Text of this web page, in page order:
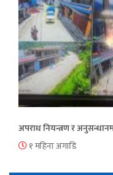
अपराध नियन्त्रण र
१ महिना अगाडि